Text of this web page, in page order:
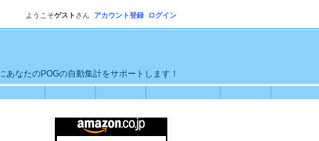
ようこそゲスト さん アカウント登録 ログイン
なたのPOGの自動集計をサポートします！